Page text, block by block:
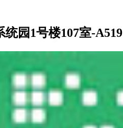
园1号楼107室-A519